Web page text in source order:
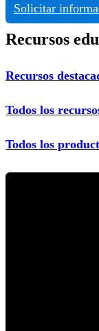
Solicitar
Recursos
Recursos
Todos los
Todos los